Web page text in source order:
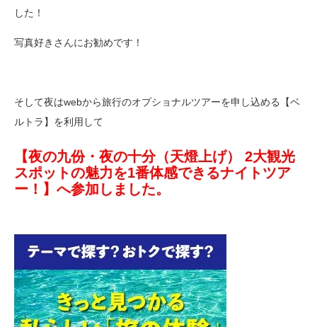
した！
写真好きさんにお勧めです！
そして夜はwebから旅行のオプショナルツアーを申し込める【ベ
ルトラ】を利用して
【夜の九份・夜の十分（天燈上げ） 2大観光
スポットの魅力を1番体感できるナイトツア
ー！】へ参加しました。